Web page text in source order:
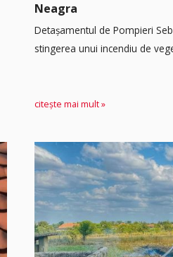
Neagra
Detașamentul de Pompieri
stingerea unui incendiu de
citește mai mult »